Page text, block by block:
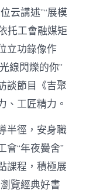
云講述”“展模
托工會融媒矩
立功錄像作
線閃爍的你”
談節目《吉聚
、工匠精力。
半徑，安身職
會“年夜黌舍”
課程，積極展
覽經典好書